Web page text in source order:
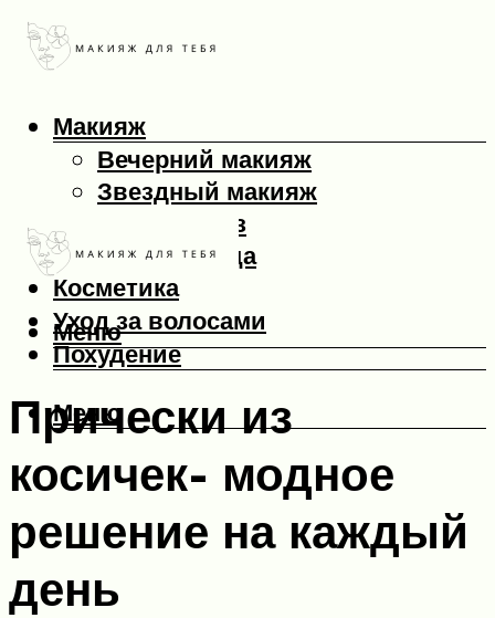
Макияж
Вечерний макияж
Звездный макияж
Макияж глаз
Макияж лица
Косметика
Уход за волосами
Похудение
Меню
Меню
Прически из
косичек- модное
решение на каждый
день